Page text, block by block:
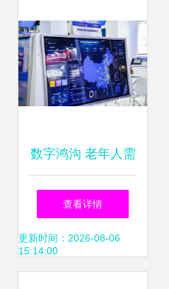
数字鸿沟 老年人需
要的是一部智能手
机和关怀陪伴
查看详情
更新时间：2026-08-06
15:14:00